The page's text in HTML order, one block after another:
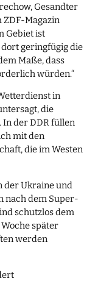
Gesandter
ZDF-Magazin
Gebiet ist
geringfügig die
Maße, dass
würden.“
in
die
In der DDR füllen
mit den
die im Westen
der Ukraine und
nach dem Super-
schutzlos dem
später
werden